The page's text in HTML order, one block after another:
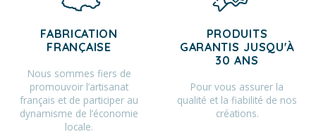
FABRICATION
FRANÇAISE
Nous sommes fiers de
promouvoir l’artisanat
français et de participer au
dynamisme de l’économie
locale.
PRODUITS
GARANTIS JUSQU'À
30 ANS
Pour vous assurer la
qualité et la fiabilité de nos
créations.